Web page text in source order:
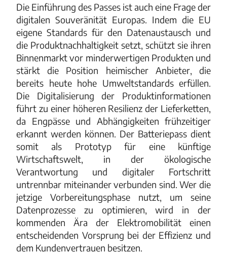
Die Einführung des Passes ist auch eine Frage der
digitalen Souveränität Europas. Indem die EU
eigene Standards für den Datenaustausch und
die Produktnachhaltigkeit setzt, schützt sie ihren
Binnenmarkt vor minderwertigen Produkten und
stärkt die Position heimischer Anbieter, die
bereits heute hohe Umweltstandards erfüllen.
Die Digitalisierung der Produktinformationen
führt zu einer höheren Resilienz der Lieferketten,
da Engpässe und Abhängigkeiten frühzeitiger
erkannt werden können. Der Batteriepass dient
somit als Prototyp für eine künftige
Wirtschaftswelt, in der ökologische
Verantwortung und digitaler Fortschritt
untrennbar miteinander verbunden sind. Wer die
jetzige Vorbereitungsphase nutzt, um seine
Datenprozesse zu optimieren, wird in der
kommenden Ära der Elektromobilität einen
entscheidenden Vorsprung bei der Effizienz und
dem Kundenvertrauen besitzen.